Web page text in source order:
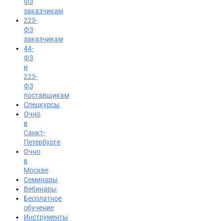
Вход на портал
8 (495) 228-47-43
заказчикам
223-
ФЗ
заказчикам
44-
ФЗ
и
223-
ФЗ
поставщикам
Спецкурсы
Очно
в
Санкт-
Петербурге
Очно
в
Москве
Семинары
Вебинары
Бесплатное
обучение
Инструменты